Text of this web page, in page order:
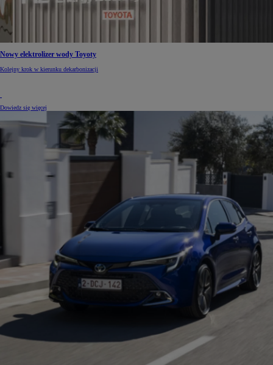
Nowy elektrolizer wody Toyoty
Kolejny krok w kierunku dekarbonizacji
Dowiedz się więcej